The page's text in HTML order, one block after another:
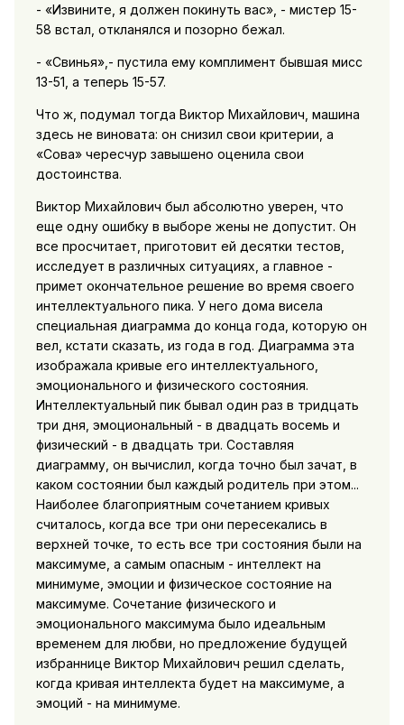
- «Извините, я должен покинуть вас», - мистер 15-
58 встал, откланялся и позорно бежал.
- «Свинья»,- пустила ему комплимент бывшая мисс
13-51, а теперь 15-57.
Что ж, подумал тогда Виктор Михайлович, машина
здесь не виновата: он снизил свои критерии, а
«Сова» чересчур завышено оценила свои
достоинства.
Виктор Михайлович был абсолютно уверен, что
еще одну ошибку в выборе жены не допустит. Он
все просчитает, приготовит ей десятки тестов,
исследует в различных ситуациях, а главное -
примет окончательное решение во время своего
интеллектуального пика. У него дома висела
специальная диаграмма до конца года, которую он
вел, кстати сказать, из года в год. Диаграмма эта
изображала кривые его интеллектуального,
эмоционального и физического состояния.
Интеллектуальный пик бывал один раз в тридцать
три дня, эмоциональный - в двадцать восемь и
физический - в двадцать три. Составляя
диаграмму, он вычислил, когда точно был зачат, в
каком состоянии был каждый родитель при этом...
Наиболее благоприятным сочетанием кривых
считалось, когда все три они пересекались в
верхней точке, то есть все три состояния были на
максимуме, а самым опасным - интеллект на
минимуме, эмоции и физическое состояние на
максимуме. Сочетание физического и
эмоционального максимума было идеальным
временем для любви, но предложение будущей
избраннице Виктор Михайлович решил сделать,
когда кривая интеллекта будет на максимуме, а
эмоций - на минимуме.